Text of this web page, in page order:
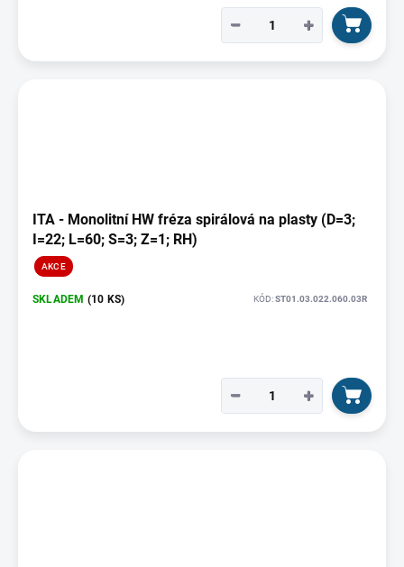
+
−
ITA - Monolitní HW fréza spirálová na plasty (D=3;
I=22; L=60; S=3; Z=1; RH)
AKCE
SKLADEM (10 KS) KÓD:ST01.03.022.060.03R
+
−